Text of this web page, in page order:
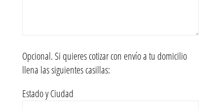
Opcional. Si quieres cotizar con envío a tu domicilio
llena las siguientes casillas:
Estado y Ciudad